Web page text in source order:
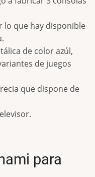
lo que hay disponible
de color azúl,
de juegos
que dispone de
para